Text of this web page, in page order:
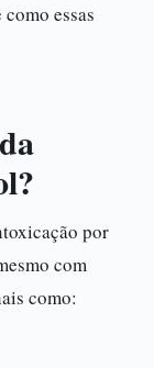
essas
por
com
como: